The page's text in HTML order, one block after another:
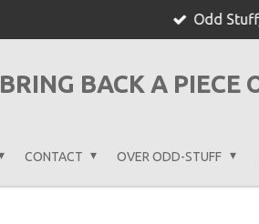
Odd
BRING BACK A PIECE
CONTACT OVER ODD-STUFF